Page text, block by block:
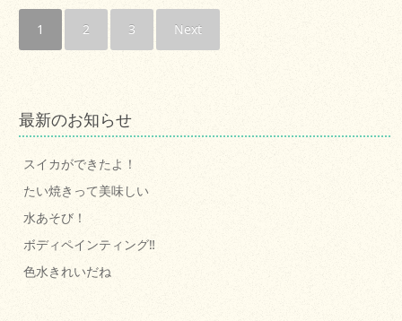
1 2 3 Next
最新のお知らせ
スイカができたよ！
たい焼きって美味しい
水あそび！
ボディペインティング‼
色水きれいだね